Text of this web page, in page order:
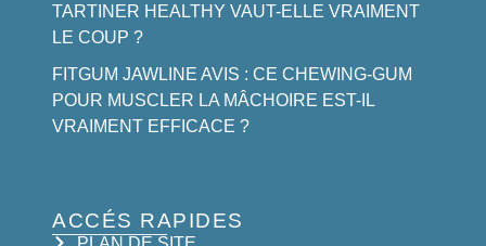
TARTINER HEALTHY VAUT-ELLE VRAIMENT
LE COUP ?
FITGUM JAWLINE AVIS : CE CHEWING-GUM
POUR MUSCLER LA MÂCHOIRE EST-IL
VRAIMENT EFFICACE ?
ACCÉS RAPIDES